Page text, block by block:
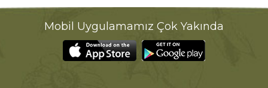
Mobil Uygulamamız Çok Yakında